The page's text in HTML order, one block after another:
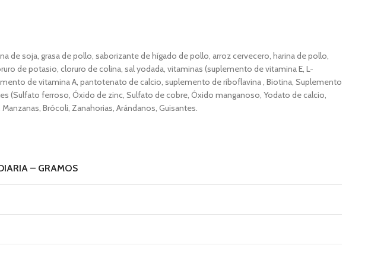
de soja, grasa de pollo, saborizante de hígado de pollo, arroz cervecero, harina de pollo,
de potasio, cloruro de colina, sal yodada, vitaminas (suplemento de vitamina E, L-
de vitamina A, pantotenato de calcio, suplemento de riboflavina , Biotina, Suplemento
(Sulfato ferroso, Óxido de zinc, Sulfato de cobre, Óxido manganoso, Yodato de calcio,
Brócoli, Zanahorias, Arándanos, Guisantes.
– GRAMOS